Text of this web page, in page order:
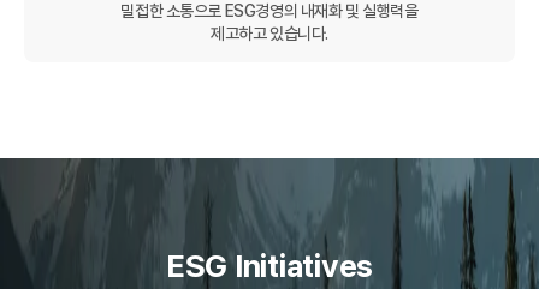
밀접한 소통으로 ESG경영의 내재화 및 실행력을
제고하고 있습니다.
ESG Initiatives